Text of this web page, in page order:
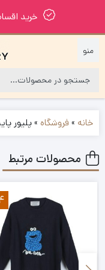
خرید
خانه »فروشگاه »پلیور
محصولات مرتبط